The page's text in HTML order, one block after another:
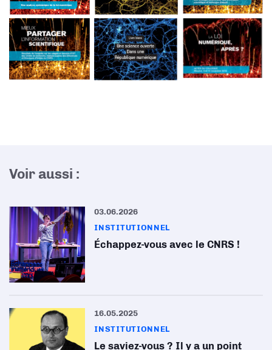
Voir aussi :
03.06.2026
INSTITUTIONNEL
Échappez-vous avec le CNRS !
16.05.2025
INSTITUTIONNEL
Le saviez-vous ? Il y a un point